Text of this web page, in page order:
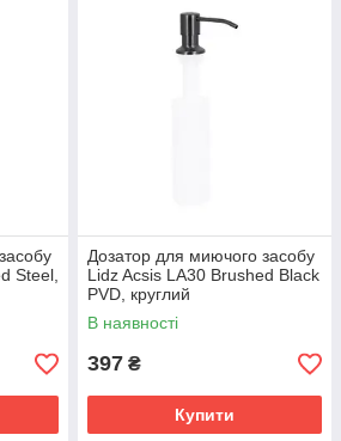
Steel,
Дозатор для миючого засобу
Lidz Acsis LA30 Brushed Black
PVD, круглий
LDACSLA30BLM49827
В наявності
397 ₴
Купити